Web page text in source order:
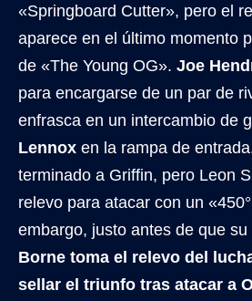
«Springboard Cutter», pero el
aparece en el último momento
de «The Young OG». Joe
para encargarse de un par de
enfrasca en un intercambio de
Lennox en la rampa de
terminado a Griffin, pero Leon
relevo para atacar con un
embargo, justo antes de que su
Borne toma el relevo del
sellar el triunfo tras atacar a